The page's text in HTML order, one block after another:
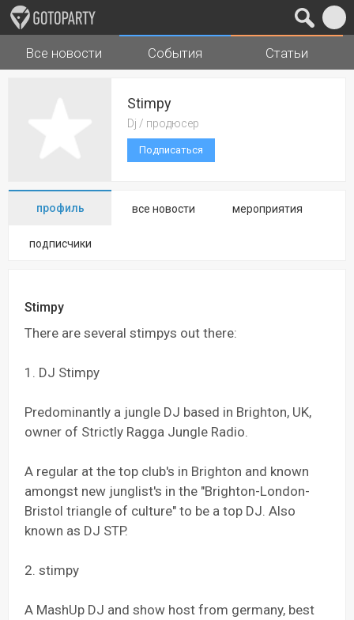
Города Музыка
Все новости События Статьи
Stimpy
Dj / продюсер
Подписаться
профиль все новости мероприятия
подписчики
Stimpy
There are several stimpys out there:
1. DJ Stimpy
Predominantly a jungle DJ based in Brighton, UK,
owner of Strictly Ragga Jungle Radio.
A regular at the top club's in Brighton and known
amongst new junglist's in the "Brighton-London-
Bristol triangle of culture" to be a top DJ. Also
known as DJ STP.
2. stimpy
A MashUp DJ and show host from germany, best